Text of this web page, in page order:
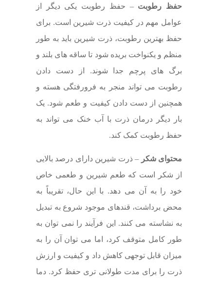
حفظ رطوبت – حفظ رطوبت یکی دیگر از
عوامل مهم در کیفیت ذرت شیرین است. برای
حفظ بهترین رطوبت، ذرت شیرین باید به طور
منظم و یکنواخت بریده شود تا ساقه های بلند و
برگ های پرچم جدا شوند. از دست دادن
رطوبت می تواند منجر به فرورفتگی هسته و
همچنین از دست دادن کیفیت و طعم شود. یک
بار دیگر درمان ذرت با آب خنک می تواند به
حفظ رطوبت کمک کند.
محتوای شکر – ذرت شیرین دارای درصد بالایی
از شکر است که طعم شیرین و طعمی خاص
خود را به آن می دهد. با این حال، تقریباً به
محض برداشت، قندهای موجود شروع به تبدیل
به نشاسته می کنند. این فرآیند را نمی توان به
طور کامل متوقف کرد، اما می توان آن را به
میزان قابل توجهی کاهش داد و کیفیت و ارزش
ذرت را برای مدت طولانی تری حفظ کرد. دما